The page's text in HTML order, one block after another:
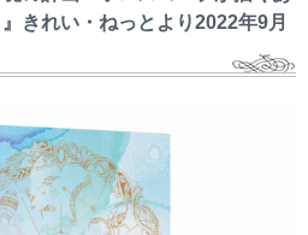
きれい・ねっとより2022年9月